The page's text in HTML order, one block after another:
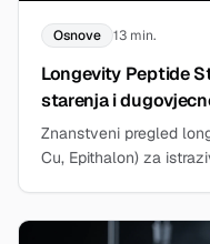
Osnove 13 min.
Longevity Peptide
starenja i
Znanstveni pregled
Cu, Epithalon) za